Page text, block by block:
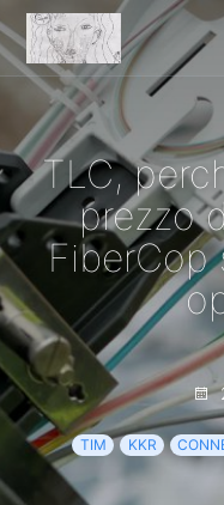
TLC,
prezzo
FiberCop
TIM KKR